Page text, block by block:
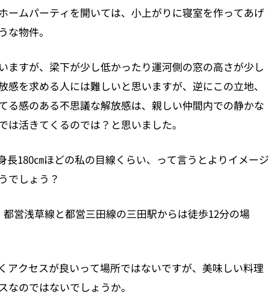
ームパーティを開いては、小上がりに寝室を作ってあげ
物件。
ますが、梁下が少し低かったり運河側の窓の高さが少し
を求める人には難しいと思いますが、逆にこの立地、
る感のある不思議な解放感は、親しい仲間内での静かな
活きてくるのでは？と思いました。
長180㎝ほどの私の目線くらい、って言うとよりイメージ
でしょう？
営浅草線と都営三田線の三田駅からは徒歩12分の場
アクセスが良いって場所ではないですが、美味しい料理
のではないでしょうか。